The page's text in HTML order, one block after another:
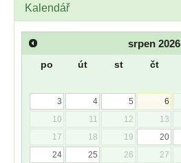
Kalendář
srpen 2026
po út st čt
3
4 5 6
10
11 12 13
17
18 19 20
24
25 26 27